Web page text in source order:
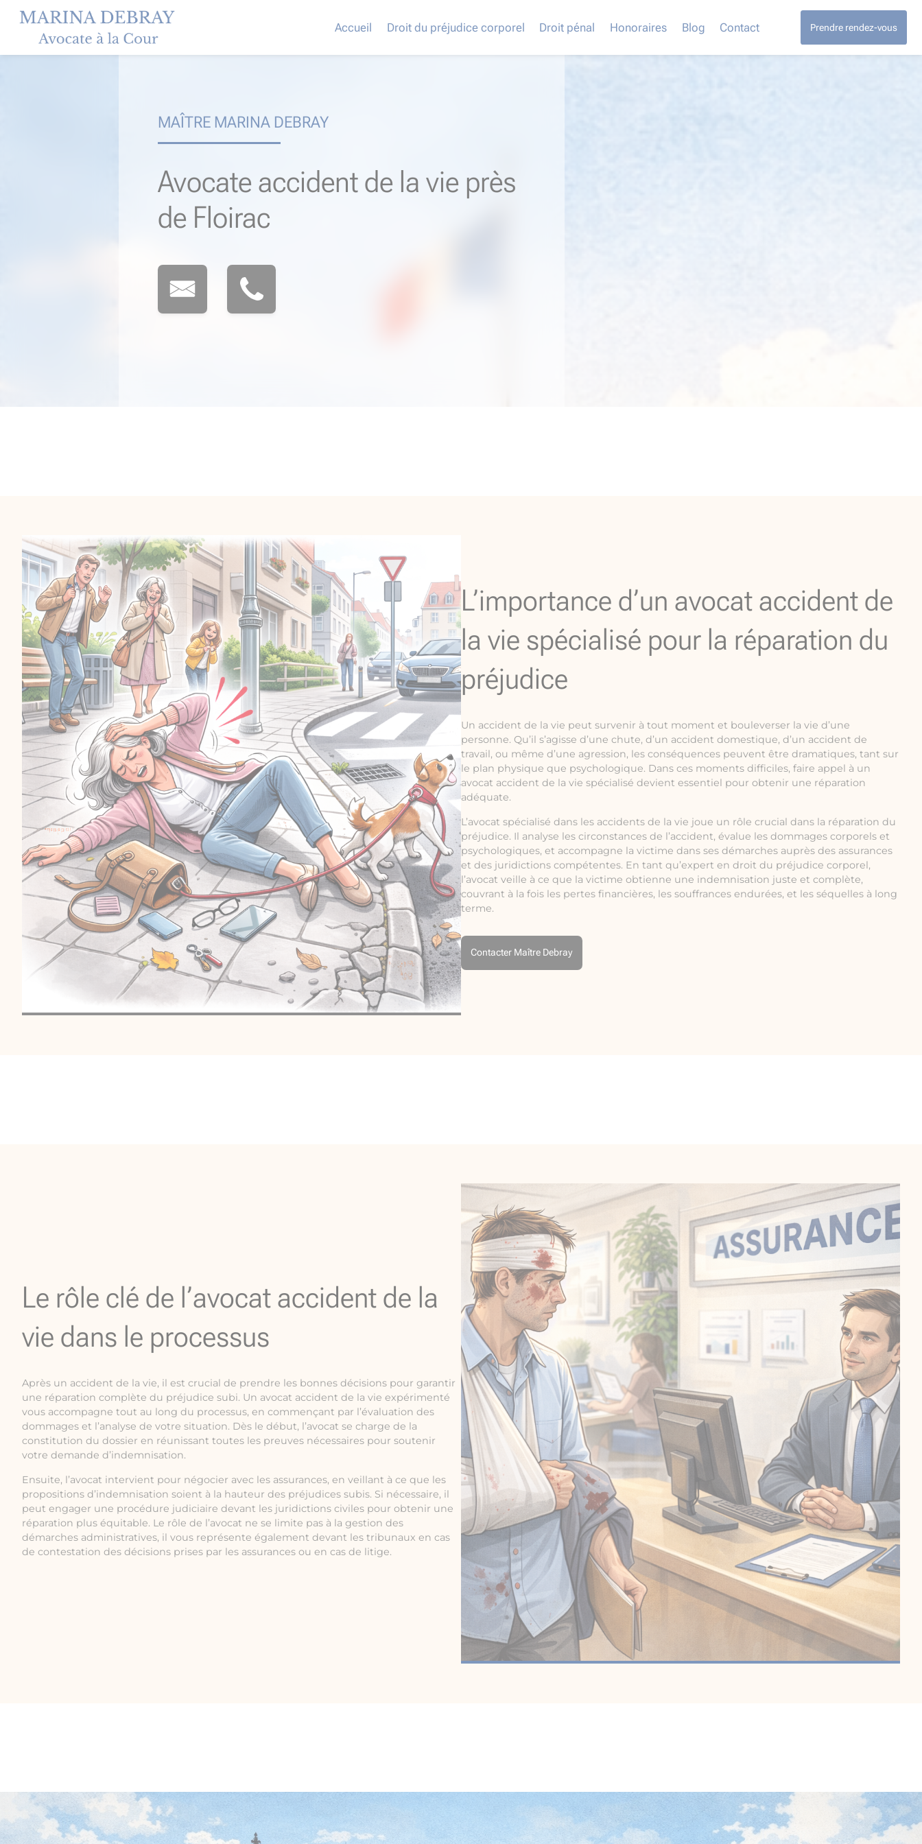
Accueil Droit du préjudice corporel Droit pénal Honoraires Blog Contact Prendre rendez-vous
MAÎTRE MARINA DEBRAY
Avocate accident de la vie près
de Floirac
L’importance d’un avocat accident de
la vie spécialisé pour la réparation du
préjudice
Un accident de la vie peut survenir à tout moment et bouleverser la vie d’une
personne. Qu’il s’agisse d’une chute, d’un accident domestique, d’un accident de
travail, ou même d’une agression, les conséquences peuvent être dramatiques, tant sur
le plan physique que psychologique. Dans ces moments difficiles, faire appel à un
avocat accident de la vie spécialisé devient essentiel pour obtenir une réparation
adéquate.
L’avocat spécialisé dans les accidents de la vie joue un rôle crucial dans la réparation du
préjudice. Il analyse les circonstances de l’accident, évalue les dommages corporels et
psychologiques, et accompagne la victime dans ses démarches auprès des assurances
et des juridictions compétentes. En tant qu’expert en droit du préjudice corporel,
l’avocat veille à ce que la victime obtienne une indemnisation juste et complète,
couvrant à la fois les pertes financières, les souffrances endurées, et les séquelles à long
terme.
Contacter Maître Debray
Le rôle clé de l’avocat accident de la
vie dans le processus
Après un accident de la vie, il est crucial de prendre les bonnes décisions pour garantir
une réparation complète du préjudice subi. Un avocat accident de la vie expérimenté
vous accompagne tout au long du processus, en commençant par l’évaluation des
dommages et l’analyse de votre situation. Dès le début, l’avocat se charge de la
constitution du dossier en réunissant toutes les preuves nécessaires pour soutenir
votre demande d’indemnisation.
Ensuite, l’avocat intervient pour négocier avec les assurances, en veillant à ce que les
propositions d’indemnisation soient à la hauteur des préjudices subis. Si nécessaire, il
peut engager une procédure judiciaire devant les juridictions civiles pour obtenir une
réparation plus équitable. Le rôle de l’avocat ne se limite pas à la gestion des
démarches administratives, il vous représente également devant les tribunaux en cas
de contestation des décisions prises par les assurances ou en cas de litige.